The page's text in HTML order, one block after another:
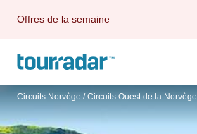
Offres de la semaine
Circuits Norvège / Circuits Ouest de la Norvège